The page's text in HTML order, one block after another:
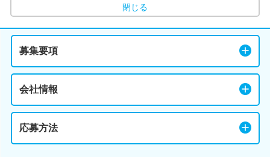
閉じる
募集要項
会社情報
応募方法